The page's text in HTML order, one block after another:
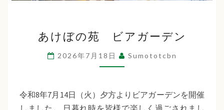
け
ぼ
の
ビ
ア
あけぼの苑 ビアガーデン
2026年7月18日 Sumototcbn
令和8年7月14日（火）夕方よりビアガーデンを開催
しました。 日暮れ時を皆様で楽しく過ごされまし